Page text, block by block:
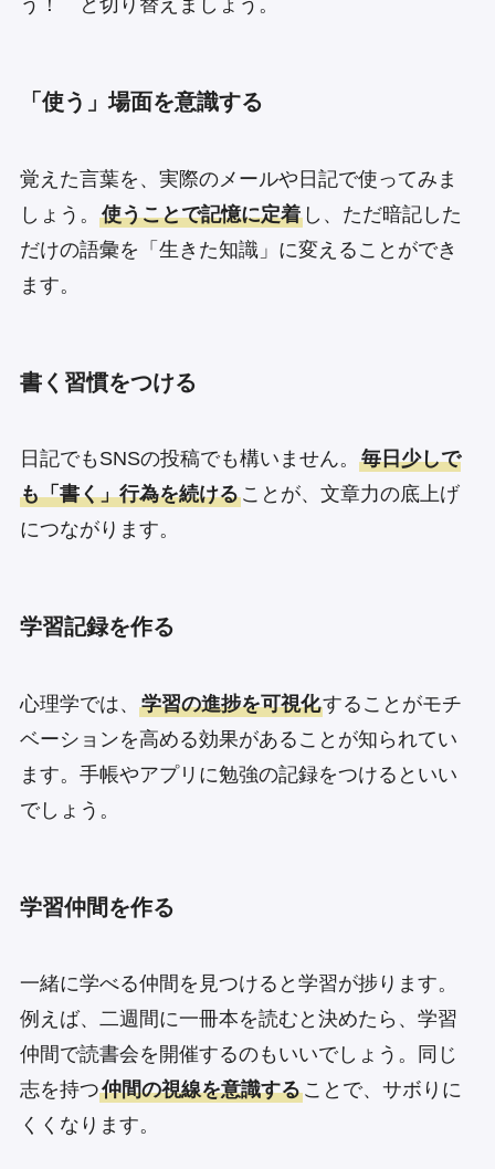
う！ と切り替えましょう。
「使う」場面を意識する
覚えた言葉を、実際のメールや日記で使ってみま
しょう。 使うことで記憶に定着し、ただ暗記した
だけの語彙を「生きた知識」に変えることができ
ます。
書く習慣をつける
日記でもSNSの投稿でも構いません。 毎日少しで
も「書く」行為を続けることが、文章力の底上げ
につながります。
学習記録を作る
心理学では、 学習の進捗を可視化することがモチ
ベーションを高める効果があることが知られてい
ます。手帳やアプリに勉強の記録をつけるといい
でしょう。
学習仲間を作る
一緒に学べる仲間を見つけると学習が捗ります。
例えば、二週間に一冊本を読むと決めたら、学習
仲間で読書会を開催するのもいいでしょう。同じ
志を持つ仲間の視線を意識することで、サボりに
くくなります。